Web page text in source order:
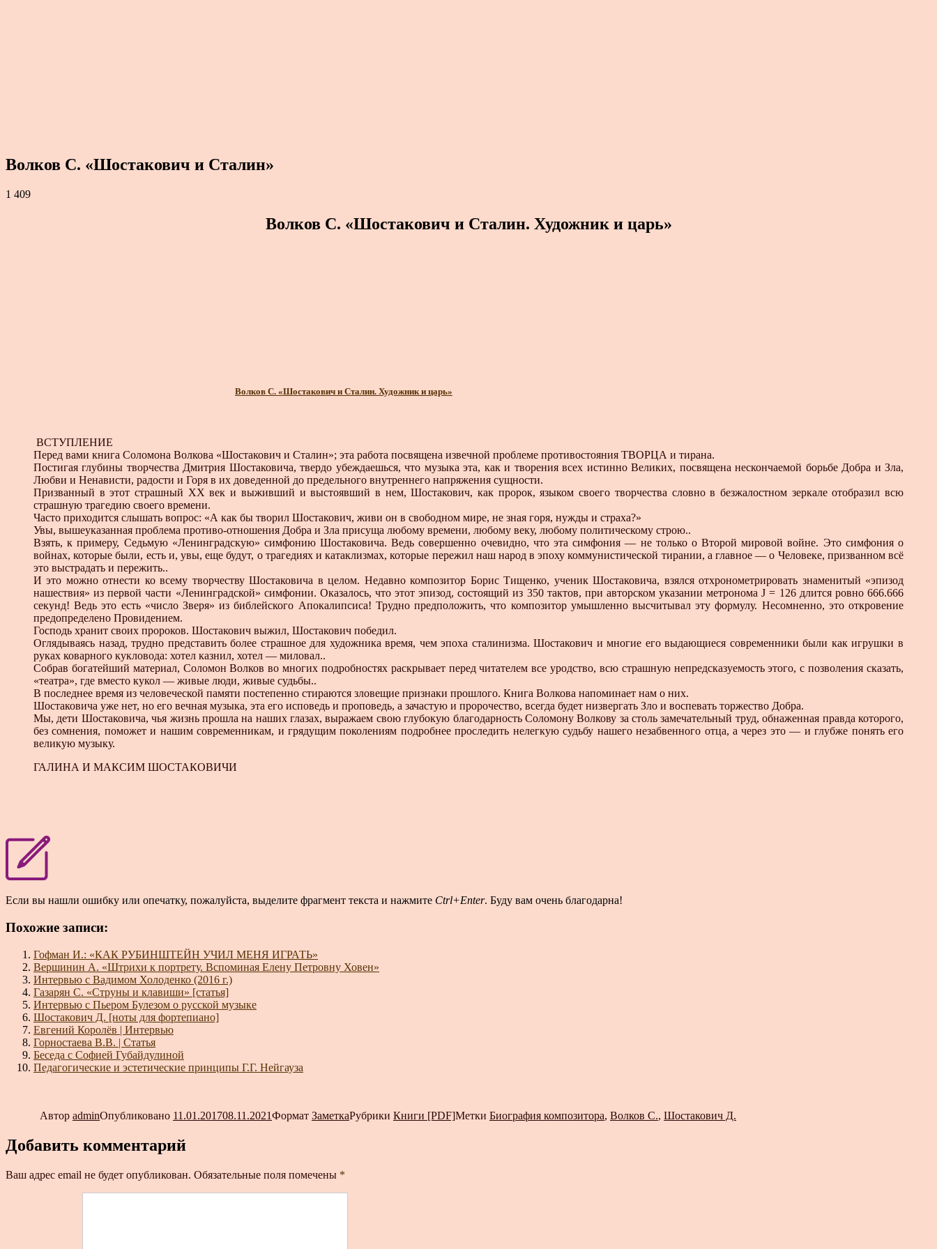
Волков С. «Шостакович и Сталин»
1 409
Волков С. «Шостакович и Сталин. Художник и царь»
Волков С. «Шостакович и Сталин. Художник и царь»
ВСТУПЛЕНИЕ
Перед вами книга Соломона Волкова «Шостакович и Сталин»; эта работа посвящена извечной проблеме противостояния TBOРЦА и тирана.
Постигая глубины творчества Дмитрия Шостаковича, твердо убеждаешься, что музыка эта, как и творения всех истинно Великих, посвящена нескончаемой борьбе Добра и Зла,
Любви и Ненависти, радости и Горя в их доведенной до предельного внутреннего напряжения сущности.
Призванный в этот страшный XX век и выживший и выстоявший в нем, Шостакович, как пророк, языком своего творчества словно в безжалостном зеркале отобразил всю
страшную трагедию своего времени.
Часто приходится слышать вопрос: «А как бы творил Шостакович, живи он в свободном мире, не зная горя, нужды и страха?»
Увы, вышеуказанная проблема противо-отношения Добра и Зла присуща любому времени, любому веку, любому политическому строю..
Взять, к примеру, Седьмую «Ленинградскую» симфонию Шостаковича. Ведь совершенно очевидно, что эта симфония — не только о Второй мировой войне. Это симфония о
войнах, которые были, есть и, увы, еще будут, о трагедиях и катаклизмах, которые пережил наш народ в эпоху коммунистической тирании, а главное — о Человеке, призванном всё
это выстрадать и пережить..
И это можно отнести ко всему творчеству Шостаковича в целом. Недавно композитор Борис Тищенко, ученик Шостаковича, взялся отхронометрировать знаменитый «эпизод
нашествия» из первой части «Ленинградской» симфонии. Оказалось, что этот эпизод, состоящий из 350 тактов, при авторском указании метронома J = 126 длится ровно 666.666
секунд! Ведь это есть «число Зверя» из библейского Апокалипсиса! Трудно предположить, что композитор умышленно высчитывал эту формулу. Несомненно, это откровение
предопределено Провидением.
Господь хранит своих пророков. Шостакович выжил, Шостакович победил.
Оглядываясь назад, трудно представить более страшное для художника время, чем эпоха сталинизма. Шостакович и многие его выдающиеся современники были как игрушки в
руках коварного кукловода: хотел казнил, хотел — миловал..
Собрав богатейший материал, Соломон Волков во многих подробностях раскрывает перед читателем все уродство, всю страшную непредсказуемость этого, с позволения сказать,
«театра», где вместо кукол — живые люди, живые судьбы..
В последнее время из человеческой памяти постепенно стираются зловещие признаки прошлого. Книга Волкова напоминает нам о них.
Шостаковича уже нет, но его вечная музыка, эта его исповедь и проповедь, а зачастую и пророчество, всегда будет низвергать Зло и воспевать торжество Добра.
Мы, дети Шостаковича, чья жизнь прошла на наших глазах, выражаем свою глубокую благодарность Соломону Волкову за столь замечательный труд, обнаженная правда которого,
без сомнения, поможет и нашим современникам, и грядущим поколениям подробнее проследить нелегкую судьбу нашего незабвенного отца, а через это — и глубже понять его
великую музыку.
ГАЛИНА И МАКСИМ ШОСТАКОВИЧИ
Если вы нашли ошибку или опечатку, пожалуйста, выделите фрагмент текста и нажмите Ctrl+Enter. Буду вам очень благодарна!
Похожие записи:
Гофман И.: «КАК РУБИНШТЕЙН УЧИЛ МЕНЯ ИГРАТЬ»
Вершинин А. «Штрихи к портрету. Вспоминая Елену Петровну Ховен»
Интервью с Вадимом Холоденко (2016 г.)
Газарян С. «Струны и клавиши» [статья]
Интервью с Пьером Булезом о русской музыке
Шостакович Д. [ноты для фортепиано]
Евгений Королёв | Интервью
Горностаева В.В. | Статья
Беседа с Софией Губайдулиной
Педагогические и эстетические принципы Г.Г. Нейгауза
Автор adminОпубликовано 11.01.201708.11.2021Формат ЗаметкаРубрики Книги [PDF]Метки Биография композитора, Волков С., Шостакович Д.
Добавить комментарий
Ваш адрес email не будет опубликован. Обязательные поля помечены *